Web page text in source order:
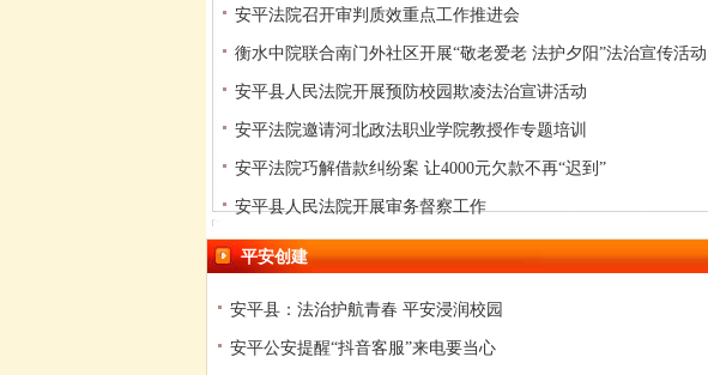
安平法院召开审判质效重点工作推进会
衡水中院联合南门外社区开展“敬老爱老 法护夕阳”法治宣传活动
安平县人民法院开展预防校园欺凌法治宣讲活动
安平法院邀请河北政法职业学院教授作专题培训
安平法院巧解借款纠纷案 让4000元欠款不再“迟到”
安平县人民法院开展审务督察工作
平安创建
安平县：法治护航青春 平安浸润校园
安平公安提醒“抖音客服”来电要当心